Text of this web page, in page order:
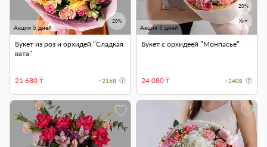
Акция 5 дней
20%
Букет из роз и орхидей "Сладкая
вата"
21 680 ₸ +2168
Акция 5 дней
20%
Хит
Букет с орхидеей "Монпасье"
24 080 ₸ +2408